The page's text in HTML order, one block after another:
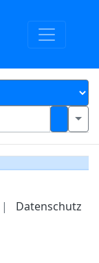
| Datenschutz